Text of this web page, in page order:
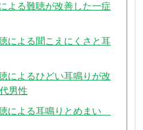
よる難聴が改善した一症
による聞こえにくさと耳
によるひどい耳鳴りが改
男性
による耳鳴りとめまい